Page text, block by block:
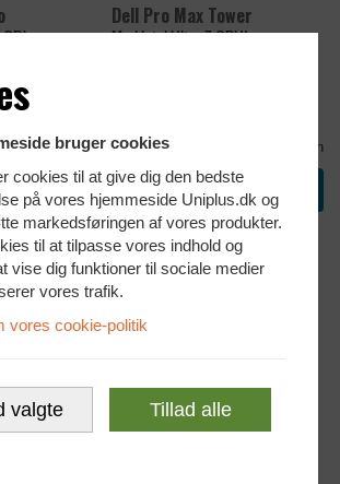
bruger cookies
cookies til at give dig den bedste
på vores hjemmeside Uniplus.dk og
markedsføringen af vores produkter.
til at tilpasse vores indhold og
vise dig funktioner til sociale medier
vores trafik.
vores cookie-politik
valgte Tillad alle
GB)
GHz)
Dell Pro Max Tower
Med Intel Ultra 7 CPU!
Sammenlign
13.999,- N
NYE